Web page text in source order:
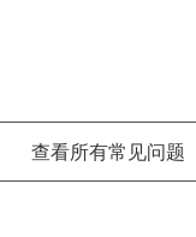
查看所有常见问题